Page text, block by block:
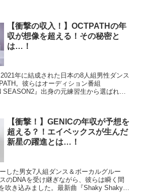
【衝撃の収入！】OCTPATHの年
収が想像を超える！その秘密と
は…！
年に結成された日本の8人組男性ダンス
。彼らはオーディション番組
SEASON2』出身の元練習生から選ばれ、
【衝撃！】GENICの年収が予想を
超える？！エイベックスが生んだ
新星の躍進とは…！
した男女7人組ダンス＆ボーカルグルー
のDNAを受け継ぎながら、彼らは瞬く間
吹き込みました。最新曲『Shaky Shaky』